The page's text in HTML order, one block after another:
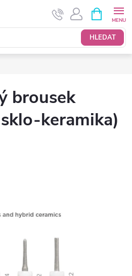
HLEDAT
NÁKUPNÍ
KOŠÍK
brousek
keramika)